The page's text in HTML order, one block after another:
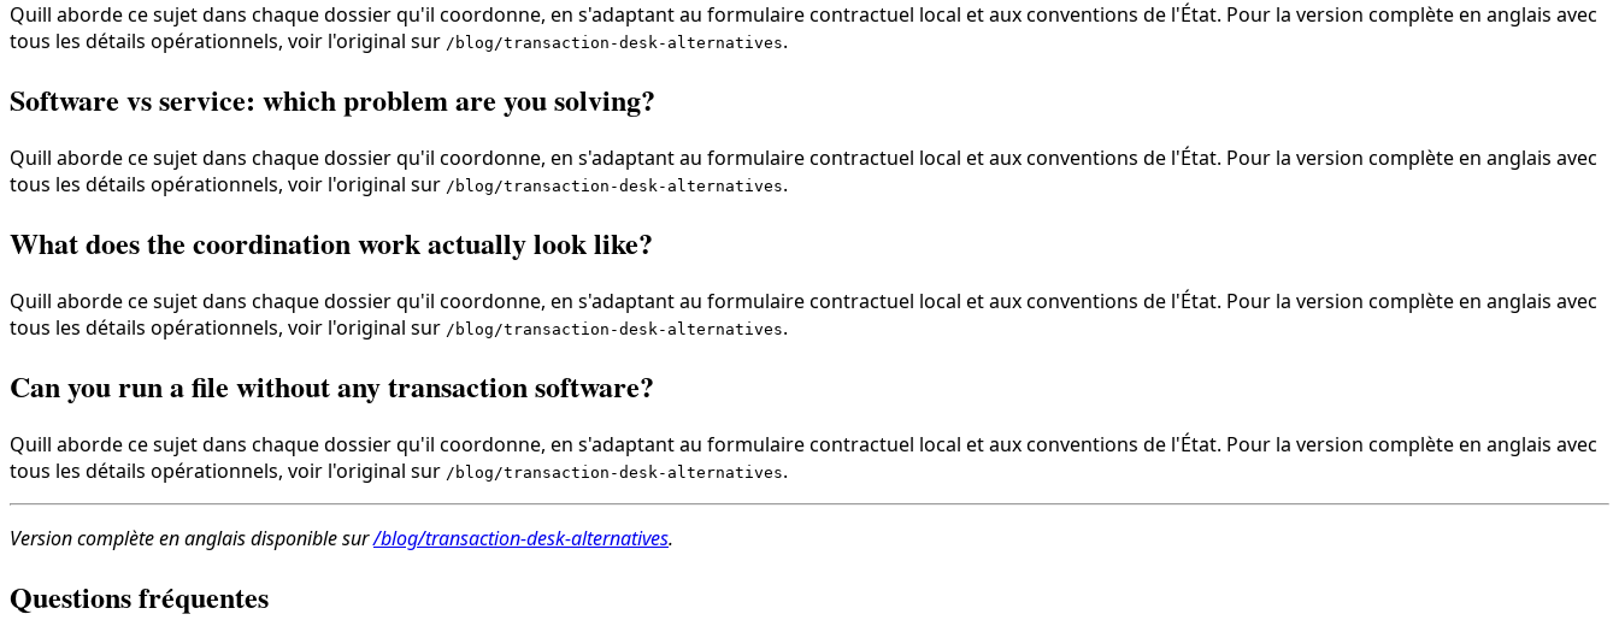
Quill aborde ce sujet dans chaque dossier qu'il coordonne, en s'adaptant au formulaire contractuel local et aux conventions de l'État. Pour la version complète en anglais avec
tous les détails opérationnels, voir l'original sur /blog/transaction-desk-alternatives.
Software vs service: which problem are you solving?
Quill aborde ce sujet dans chaque dossier qu'il coordonne, en s'adaptant au formulaire contractuel local et aux conventions de l'État. Pour la version complète en anglais avec
tous les détails opérationnels, voir l'original sur /blog/transaction-desk-alternatives.
What does the coordination work actually look like?
Quill aborde ce sujet dans chaque dossier qu'il coordonne, en s'adaptant au formulaire contractuel local et aux conventions de l'État. Pour la version complète en anglais avec
tous les détails opérationnels, voir l'original sur /blog/transaction-desk-alternatives.
Can you run a file without any transaction software?
Quill aborde ce sujet dans chaque dossier qu'il coordonne, en s'adaptant au formulaire contractuel local et aux conventions de l'État. Pour la version complète en anglais avec
tous les détails opérationnels, voir l'original sur /blog/transaction-desk-alternatives.
Version complète en anglais disponible sur/blog/transaction-desk-alternatives.
Questions fréquentes